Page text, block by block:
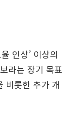
인상’ 이상의
라는 장기 목표
비롯한 추가 개